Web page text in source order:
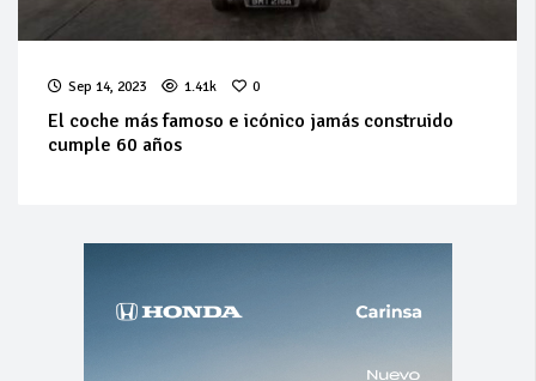
Sep 14, 2023 1.41k 0
El coche más famoso e icónico jamás construido
cumple 60 años